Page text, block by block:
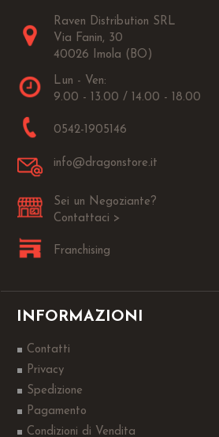
Raven Distribution SRL
Via Fanin, 30
40026 Imola (BO)
Lun - Ven:
9.00 - 13.00 / 14.00 - 18.00
0542-1905146
info@dragonstore.it
Sei un Negoziante?
Contattaci >
Franchising
INFORMAZIONI
Contatti
Privacy
Spedizione
Pagamento
Condizioni di Vendita